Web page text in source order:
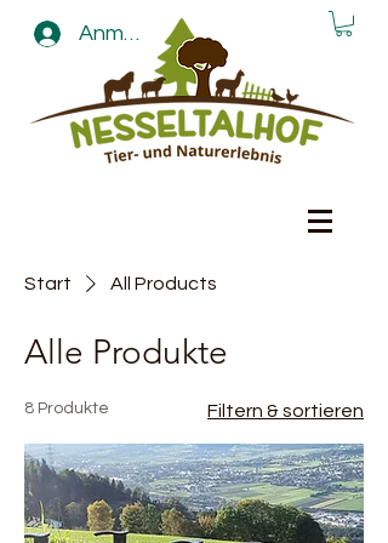
Anmelden
Start All Products
Alle Produkte
8 Produkte Filtern & sortieren